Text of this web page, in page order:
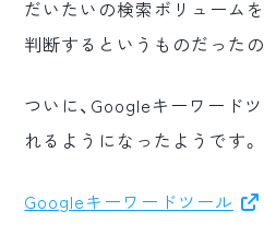
だいたいの検索ボリュームを
判断するというものだったの
ついに、Googleキーワード
れるようになったようです。
Googleキーワードツール